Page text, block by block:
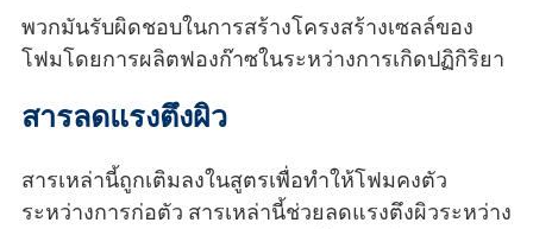
พวกมันรับผิดชอบในการสร้างโครงสร้างเซลล์ของ
โฟมโดยการผลิตฟองก๊าซในระหว่างการเกิดปฏิกิริยา
สารลดแรงตึงผิว
สารเหล่านี้ถูกเติมลงในสูตรเพื่อทำให้โฟมคงตัว
ระหว่างการก่อตัว สารเหล่านี้ช่วยลดแรงตึงผิวระหว่าง